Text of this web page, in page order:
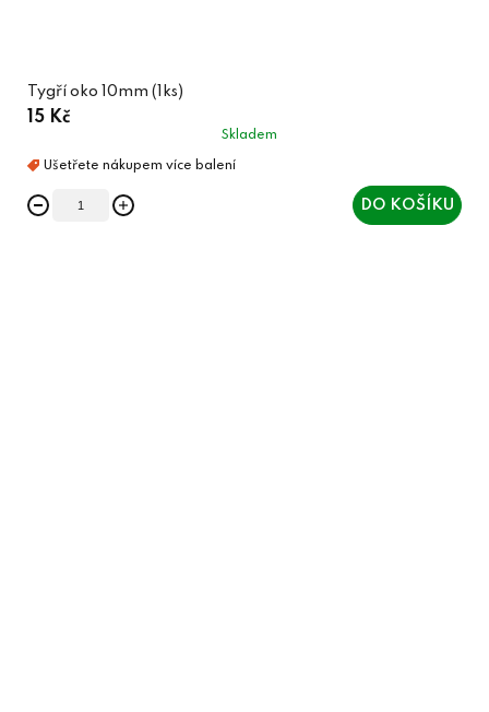
Tygří oko 10mm (1ks)
15 Kč
Skladem
DO KOŠÍKU